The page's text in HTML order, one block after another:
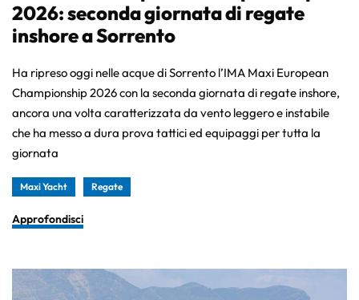
2026: seconda giornata di regate
inshore a Sorrento
Ha ripreso oggi nelle acque di Sorrento l’IMA Maxi European
Championship 2026 con la seconda giornata di regate inshore,
ancora una volta caratterizzata da vento leggero e instabile
che ha messo a dura prova tattici ed equipaggi per tutta la
giornata
Maxi Yacht Regate
Approfondisci